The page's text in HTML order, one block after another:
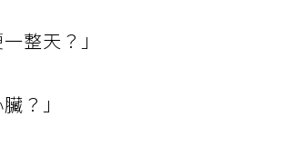
整天？」
？」